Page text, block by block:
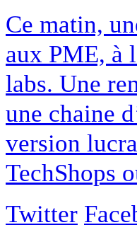
Ce matin,
aux PME, à
labs. Une
une chaine
version
TechShops
Twitter